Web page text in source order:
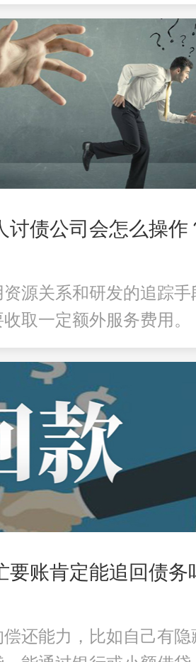
讨债公司会怎么操作
源关系和研发的追踪手
取一定额外服务费用。
要账肯定能追回债务
还能力，比如自己有隐